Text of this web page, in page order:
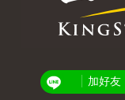
加好友